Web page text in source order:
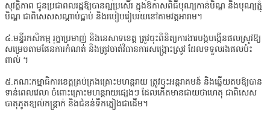
សុវត្ថិភាព ជូនប្រជាពលរដ្ឋឱ្យបានល្អប្រសើរ ក្នុងឱកាសពិធីបុណ្យកាន់បិណ្ឌ និងបុណ្យភ្ជុំ
បិណ្ឌ ជាពិសេសសណ្ដាប់ធ្នាប់ និងរបៀបរៀបរយនៅតាមវត្ដអារាម។
៤.មន្ទីរកសិកម្ម រុក្ខាប្រមាញ់ និងនេសាទខេត្ដ ត្រូវចុះពិនិត្យការងារបង្កបង្កើនផលស្រូវឱ្យ
សម្រេចតាមផែនការកំណត់ និងត្រូវចាត់វិធានការសង្គ្រោះស្រូវ ដែលទទួលរងផលប៉ះ
ពាល់ ។
៥.គណៈកម្មាធិការខេត្ដគ្រប់គ្រងគ្រោះមហន្ដរាយ ត្រូវចុះអន្ដរាគមន៍ និងឆ្លើយតបឱ្យបាន
ទាន់ពេលវេលា ចំពោះគ្រោះមហន្ដរាយផ្សេងៗ ដែលកើតមានជាយថាហេតុ ជាពិសេស
បាតុភូតខ្យល់កន្ដ្រាក់ និងជំនន់ទឹកភ្លៀងជាដើម។